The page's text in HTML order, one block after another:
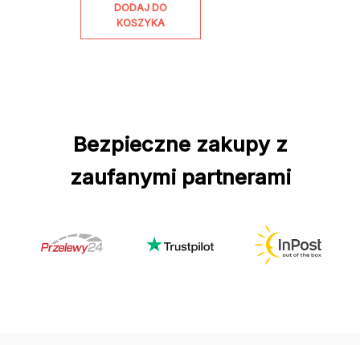
DODAJ DO
KOSZYKA
Bezpieczne zakupy z
zaufanymi partnerami